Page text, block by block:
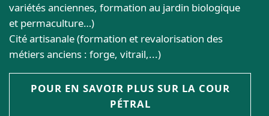
variétés anciennes, formation au jardin biologique
et permaculture…)
Cité artisanale (formation et revalorisation des
métiers anciens : forge, vitrail,...)
POUR EN SAVOIR PLUS SUR LA COUR
PÉTRAL